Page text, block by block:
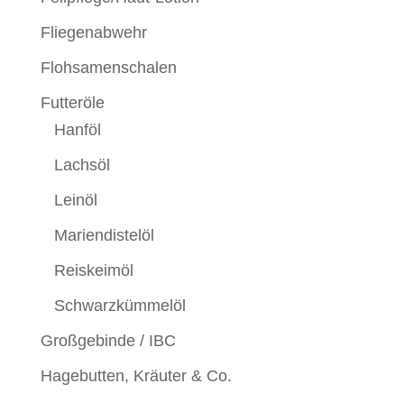
Fliegenabwehr
Flohsamenschalen
Futteröle
Hanföl
Lachsöl
Leinöl
Mariendistelöl
Reiskeimöl
Schwarzkümmelöl
Großgebinde / IBC
Hagebutten, Kräuter & Co.